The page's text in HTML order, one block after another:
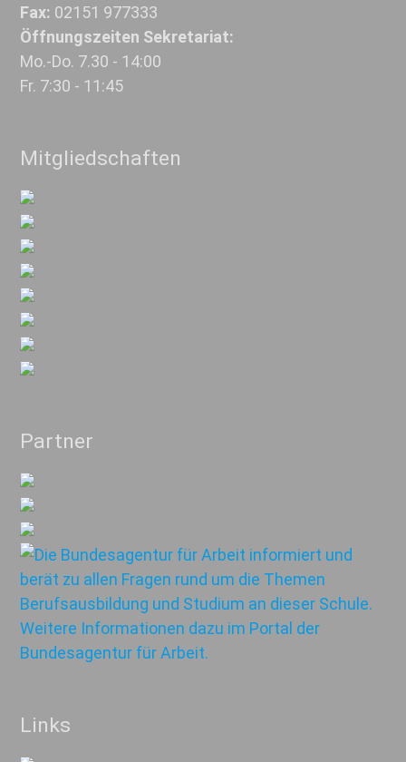
Fax: 02151 977333
Öffnungszeiten Sekretariat:
Mo.-Do. 7.30 - 14:00
Fr. 7:30 - 11:45
Mitgliedschaften
Partner
Links